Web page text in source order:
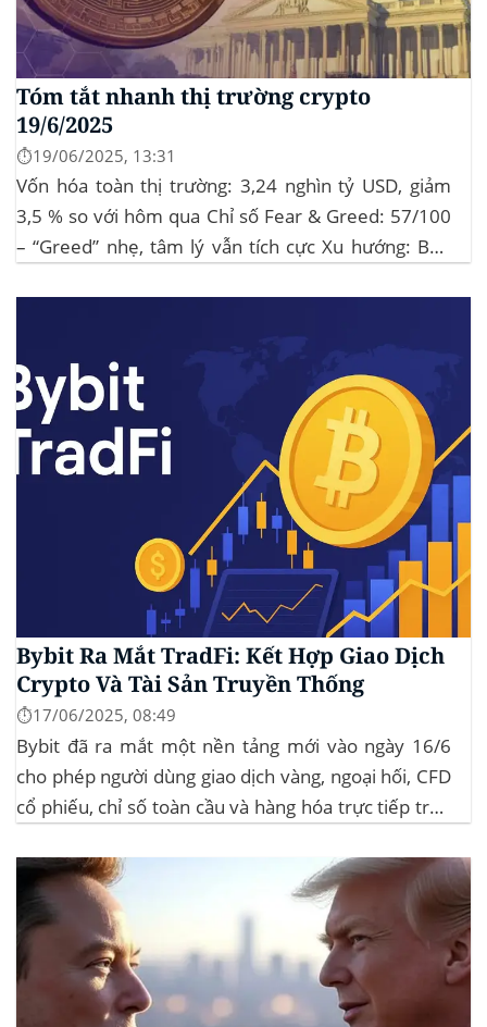
Tóm tắt nhanh thị trường crypto
19/6/2025
⏱️19/06/2025, 13:31
Vốn hóa toàn thị trường: 3,24 nghìn tỷ USD, giảm
3,5 % so với hôm qua Chỉ số Fear & Greed: 57/100
– “Greed” nhẹ, tâm lý vẫn tích cực Xu hướng: BTC
Bybit Ra Mắt TradFi: Kết Hợp Giao Dịch
Crypto Và Tài Sản Truyền Thống
⏱️17/06/2025, 08:49
Bybit đã ra mắt một nền tảng mới vào ngày 16/6
cho phép người dùng giao dịch vàng, ngoại hối, CFD
cổ phiếu, chỉ số toàn cầu và hàng hóa trực tiếp trên
giao dịch tiền mã hóa...